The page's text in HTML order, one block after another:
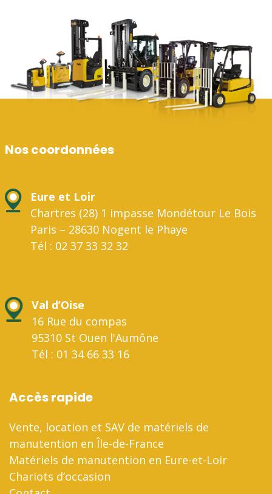
Nos coordonnées
Eure et Loir
Chartres (28) 1 impasse Mondétour Le Bois
Paris – 28630 Nogent le Phaye
Tél : 02 37 33 32 32
Val d’Oise
16 Rue du compas
95310 St Ouen l'Aumône
Tél : 01 34 66 33 16
Accès rapide
Vente, location et SAV de matériels de
manutention en Île-de-France
Matériels de manutention en Eure-et-Loir
Chariots d’occasion